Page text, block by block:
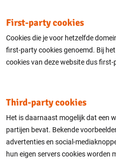
First-party cookies
Cookies die je voor hetzelfde
first-party cookies genoemd. Bij
cookies van deze website dus
Third-party cookies
Het is daarnaast mogelijk dat een
partijen bevat. Bekende
advertenties en social-
hun eigen servers cookies worden